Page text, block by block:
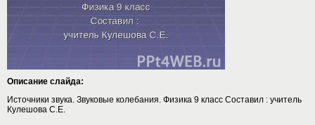
Описание слайда:
Источники звука. Звуковые колебания. Физика 9 класс Составил : учитель
Кулешова С.Е.